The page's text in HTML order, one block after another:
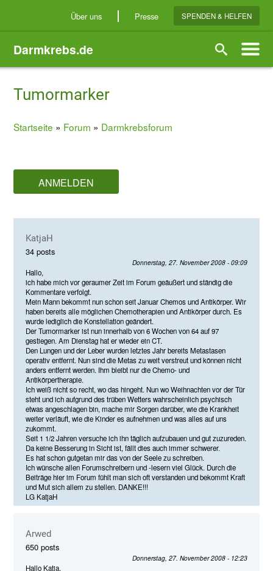
Über uns Presse SPENDEN & HELFEN
Darmkrebs.de
Tumormarker
Startseite Forum Darmkrebsforum
ANMELDEN
KatjaH
34 posts
Donnerstag, 27. November 2008 - 09:09
Hallo,
ich habe mich vor geraumer Zeit im Forum geäußert und ständig die
Kommentare verfolgt.
Mein Mann bekommt nun schon seit Januar Chemos und Antikörper. Wir
haben bereits alle möglichen Chemotherapien und Antikörper durch. Es
wurde lediglich die Konstellation geändert.
Der Tumormarker ist nun innerhalb von 6 Wochen von 64 auf 97
gestiegen. Am Dienstag hat er wieder ein CT.
Den Lungen und der Leber wurden letztes Jahr bereits Metastasen
operativ entfernt. Nun sind die Metas zu weit verstreut und können nicht
anders entfernt werden. Ihm bleibt nur die Chemo- und
Antikörpertherapie.
Ich weiß nicht so recht, wo das hingeht. Nun wo Weihnachten vor der Tür
steht und ich aufgrund des trüben Wetters wahrscheinlich psychisch
etwas angeschlagen bin, mache mir Sorgen darüber, wie die Krankheit
weiter verläuft, wie die Kinder es aufnehmen und was alles auf uns
zukommt.
Seit 1 1/2 Jahren versuche ich ihn täglich aufzubauen und gut zuzureden.
Da keine Besserung in Sicht ist, fällt dies auch immer schwerer.
Es hat schon gutgetan mir das von der Seele zu schreiben.
Ich wünsche allen Forumschreibern und -lesern viel Glück. Durch die
Beiträge hier im Forum fühlt man sich oft verstanden und bekommt Kraft
und Mut sich allem zu stellen. DANKE!!!
LG KatjaH
Arwed
650 posts
Donnerstag, 27. November 2008 - 12:23
Hallo Katja,